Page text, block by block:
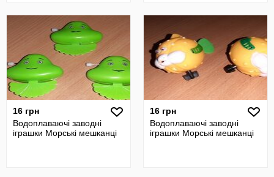
16 грн
Водоплаваючі заводні
іграшки Морські мешканці
16 грн
Водоплаваючі заводні
іграшки Морські мешканці